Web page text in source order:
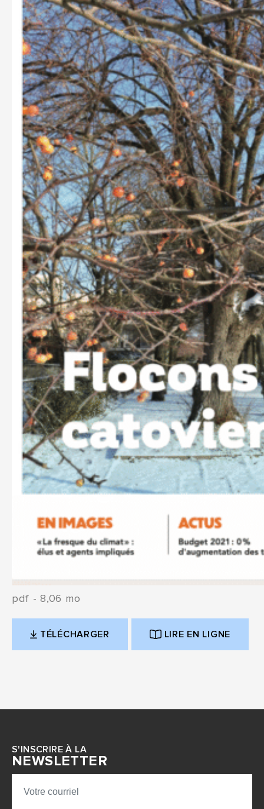
pdf - 8,06 mo
TÉLÉCHARGER
(OUVERTURE DANS UN NOUVEL ONGLET)
LIRE EN LIGNE
S'INSCRIRE À LA
NEWSLETTER